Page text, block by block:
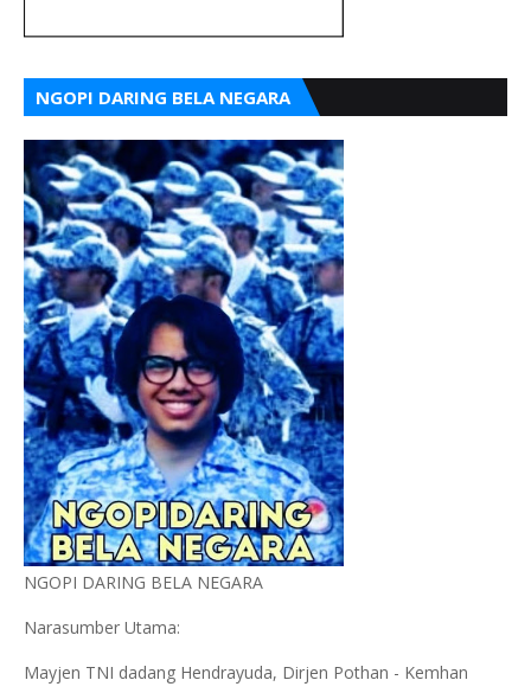
NGOPI DARING BELA NEGARA
NGOPI DARING BELA NEGARA
Narasumber Utama:
Mayjen TNI dadang Hendrayuda, Dirjen Pothan - Kemhan